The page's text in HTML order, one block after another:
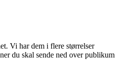
Vi har dem i flere størrelser
du skal sende ned over publikum